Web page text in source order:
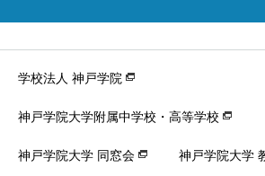
学校法人 神戸学院
神戸学院大学附属中学校・高等学校
神戸学院大学 同窓会 神戸学院大学